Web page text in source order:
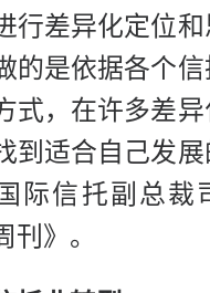
行差异化定位
的是依据各个
式，在许多差异
到适合自己发
际信托副总裁
刊》。